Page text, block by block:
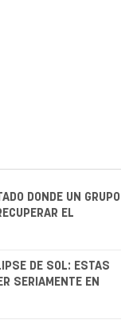
DONDE UN GRUPO
EL
DE SOL: ESTAS
SERIAMENTE EN